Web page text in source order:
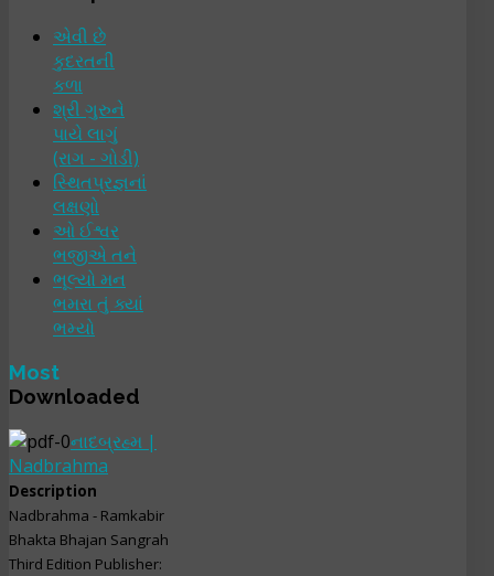
એવી છે
કુદરતની
કળા
શ્રી ગુરુને
પાયે લાગું
(રાગ - ગોડી)
સ્થિતપ્રજ્ઞનાં
લક્ષણો
ઓ ઈશ્વર
ભજીએ તને
ભૂલ્યો મન
ભમરા તું ક્યાં
ભમ્યો
Most
Downloaded
નાદબ્રહ્મ |
Nadbrahma
Description
Nadbrahma - Ramkabir
Bhakta Bhajan Sangrah
Third Edition Publisher: